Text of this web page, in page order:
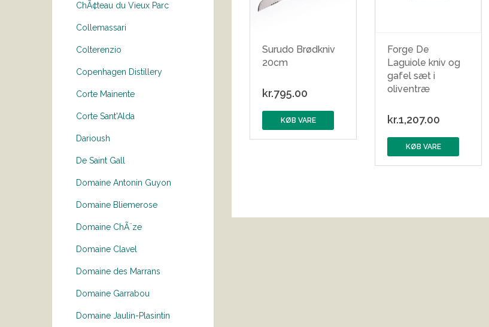
ChÃ¢teau du Vieux Parc
Collemassari
Colterenzio
Copenhagen Distillery
Corte Mainente
Corte Sant'Alda
Darioush
De Saint Gall
Domaine Antonin Guyon
Domaine Bliemerose
Domaine ChÃ¨ze
Domaine Clavel
Domaine des Marrans
Domaine Garrabou
Domaine Jaulin-Plasintin
Surudo Brødkniv
20cm
kr.795.00
KØB VARE
Forge De
Laguiole kniv og
gafel sæt i
oliventræ
kr.1,207.00
KØB VARE